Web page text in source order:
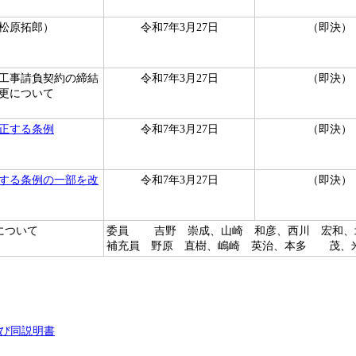
原拓郎） 令和7年3月27日 （即決）
事請負契約の締結
について
令和7年3月27日 （即決）
する条例 令和7年3月27日 （即決）
る条例の一部を改 令和7年3月27日 （即決）
ついて
委員 吉野 崇成、山崎 和彦、西川 宏和、
補充員 野原 直樹、嶋崎 英治、本多 茂
同説明書